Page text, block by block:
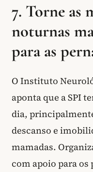
7. Torne as
noturnas
para as
O Instituto
aponta que a SPI
dia,
descanso e
mamadas.
com apoio para